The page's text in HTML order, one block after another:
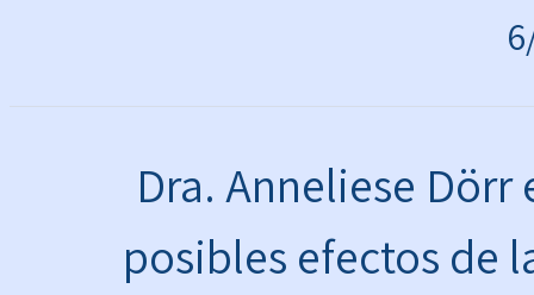
Dra. Anneliese
posibles efectos de